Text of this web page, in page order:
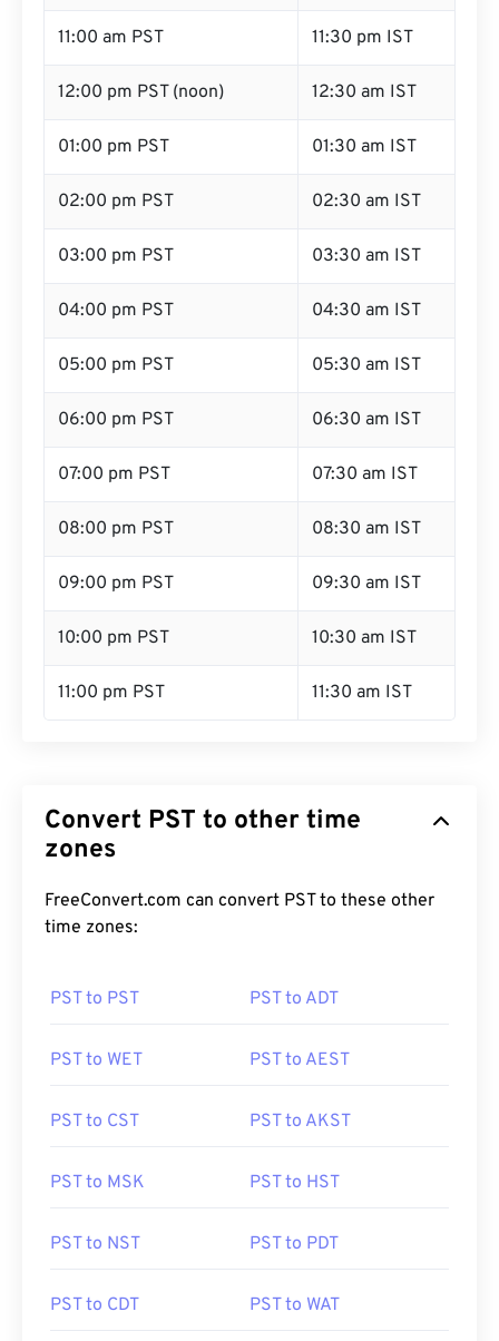
11:00 am PST 11:30 pm IST
12:00 pm PST (noon) 12:30 am IST
01:00 pm PST 01:30 am IST
02:00 pm PST 02:30 am IST
03:00 pm PST 03:30 am IST
04:00 pm PST 04:30 am IST
05:00 pm PST 05:30 am IST
06:00 pm PST 06:30 am IST
07:00 pm PST 07:30 am IST
08:00 pm PST 08:30 am IST
09:00 pm PST 09:30 am IST
10:00 pm PST 10:30 am IST
11:00 pm PST 11:30 am IST
Convert PST to other time
zones
FreeConvert.com can convert PST to these other
time zones:
PST to PST PST to ADT
PST to WET PST to AEST
PST to CST PST to AKST
PST to MSK PST to HST
PST to NST PST to PDT
PST to CDT PST to WAT